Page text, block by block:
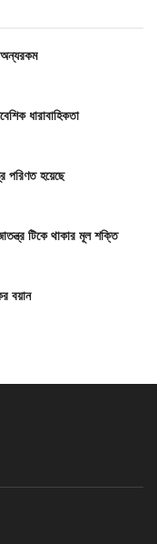
অন্যরকম
ধারাবাহিকতা
পরিণত হয়েছে
টিকে থাকার মূল শক্তি
বয়ান